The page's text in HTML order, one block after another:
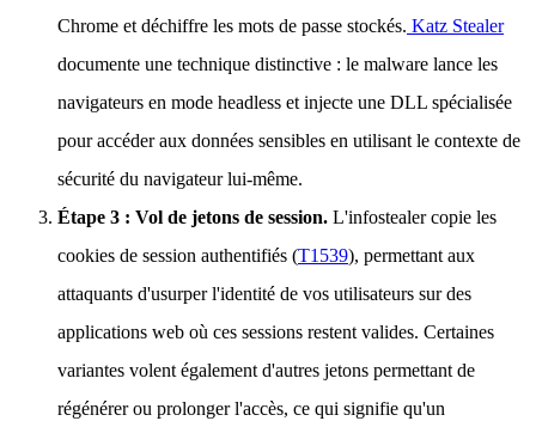
Chrome et déchiffre les mots de passe stockés. Katz Stealer
documente une technique distinctive : le malware lance les
navigateurs en mode headless et injecte une DLL spécialisée
pour accéder aux données sensibles en utilisant le contexte de
sécurité du navigateur lui-même.
Étape 3 : Vol de jetons de session. L'infostealer copie les
cookies de session authentifiés (T1539), permettant aux
attaquants d'usurper l'identité de vos utilisateurs sur des
applications web où ces sessions restent valides. Certaines
variantes volent également d'autres jetons permettant de
régénérer ou prolonger l'accès, ce qui signifie qu'un